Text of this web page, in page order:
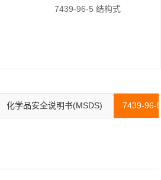
7439-96-5 结构式
化学品安全说明书(MSDS) 7439-96-